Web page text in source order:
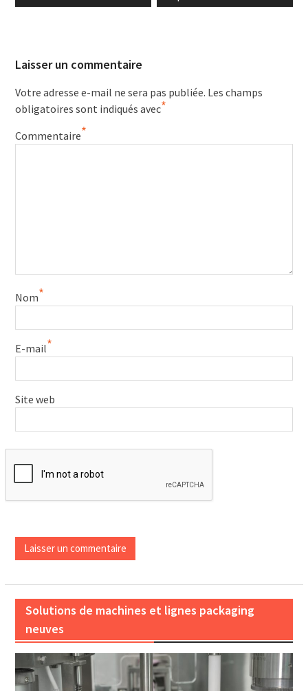
Laisser un commentaire
Votre adresse e-mail ne sera pas publiée. Les champs
obligatoires sont indiqués avec*
Commentaire*
Nom*
E-mail*
Site web
Solutions de machines et lignes packaging
neuves